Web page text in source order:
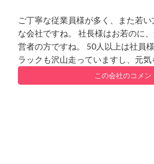
ご丁寧な従業員様が多く、また若
な会社ですね。 社長様はお若のに
営者の方ですね。 50人以上は社員
ラックも沢山走っていますし、元気
この会社のコメン